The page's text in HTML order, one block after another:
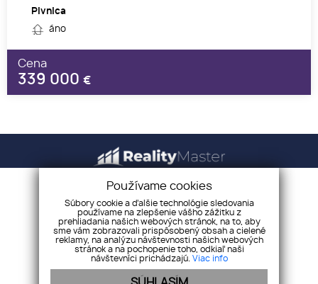
Pivnica
áno
Cena
339 000 €
Úvod
O nás
Realitné služby
Finančné služby
Kariéra
Náš tím
Kontakt
Cookies
Drevárska 23/1649, Pezinok 902 01
Používame cookies
Súbory cookie a ďalšie technológie sledovania
používame na zlepšenie vášho zážitku z
prehliadania našich webových stránok, na to, aby
sme vám zobrazovali prispôsobený obsah a cielené
reklamy, na analýzu návštevnosti našich webových
stránok a na pochopenie toho, odkiaľ naši
návštevníci prichádzajú. Viac info